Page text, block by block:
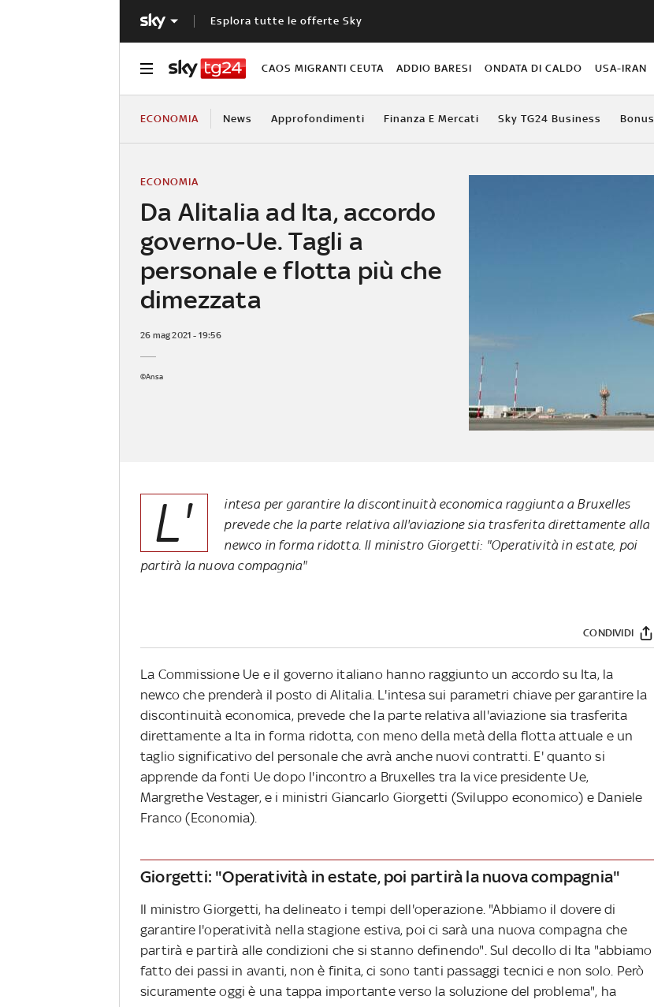
Esplora tutte le offerte Sky
CAOS MIGRANTI CEUTA ADDIO BARESI ONDATA DI CALDO USA-IRAN
ECONOMIA News Approfondimenti Finanza E Mercati Sky TG24 Business Bonus
Da Alitalia ad Ita, accordo
governo-Ue. Tagli a
personale e flotta più che
dimezzata
ECONOMIA
26 mag 2021 - 19:56
©Ansa
L'
intesa per garantire la discontinuità economica raggiunta a Bruxelles
prevede che la parte relativa all'aviazione sia trasferita direttamente alla
newco in forma ridotta. Il ministro Giorgetti: "Operatività in estate, poi
partirà la nuova compagnia"
CONDIVIDI
La Commissione Ue e il governo italiano hanno raggiunto un accordo su Ita, la
newco che prenderà il posto di Alitalia. L'intesa sui parametri chiave per garantire la
discontinuità economica, prevede che la parte relativa all'aviazione sia trasferita
direttamente a Ita in forma ridotta, con meno della metà della flotta attuale e un
taglio significativo del personale che avrà anche nuovi contratti. E' quanto si
apprende da fonti Ue dopo l'incontro a Bruxelles tra la vice presidente Ue,
Margrethe Vestager, e i ministri Giancarlo Giorgetti (Sviluppo economico) e Daniele
Franco (Economia).
Giorgetti: "Operatività in estate, poi partirà la nuova compagnia"
Il ministro Giorgetti, ha delineato i tempi dell'operazione. "Abbiamo il dovere di
garantire l'operatività nella stagione estiva, poi ci sarà una nuova compagna che
partirà e partirà alle condizioni che si stanno definendo". Sul decollo di Ita "abbiamo
fatto dei passi in avanti, non è finita, ci sono tanti passaggi tecnici e non solo. Però
sicuramente oggi è una tappa importante verso la soluzione del problema", ha